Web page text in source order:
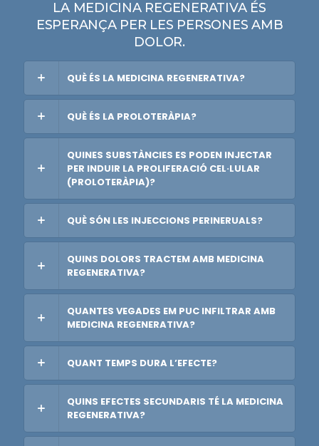
LA MEDICINA REGENERATIVA ÉS
ESPERANÇA PER LES PERSONES AMB
DOLOR.
QUÈ ÉS LA MEDICINA REGENERATIVA?
QUÈ ÉS LA PROLOTERÀPIA?
QUINES SUBSTÀNCIES ES PODEN INJECTAR
PER INDUIR LA PROLIFERACIÓ CEL·LULAR
(PROLOTERÀPIA)?
QUÈ SÓN LES INJECCIONS PERINERUALS?
QUINS DOLORS TRACTEM AMB MEDICINA
REGENERATIVA?
QUANTES VEGADES EM PUC INFILTRAR AMB
MEDICINA REGENERATIVA?
QUANT TEMPS DURA L’EFECTE?
QUINS EFECTES SECUNDARIS TÉ LA MEDICINA
REGENERATIVA?